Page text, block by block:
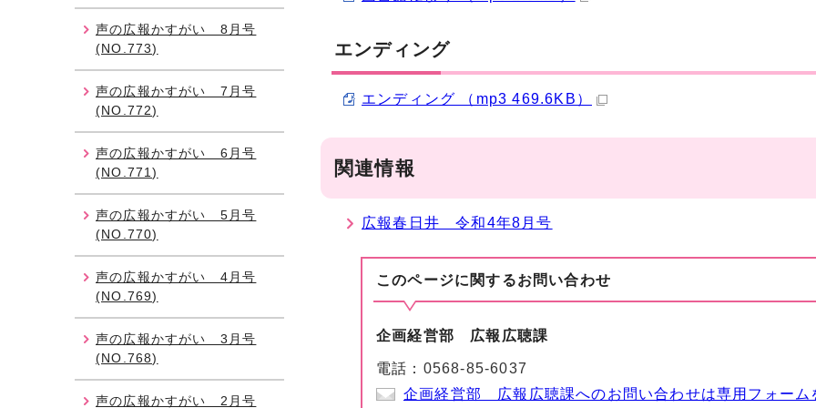
エンディング
エンディング （mp3 469.6KB）
関連情報
広報春日井 令和4年8月号
このページに関するお問い合わせ
企画経営部 広報広聴課
電話： 0568-85-6037
企画経営部 広報広聴課へのお問い合わせは専用フォーム
声の広報かすがい 8月号
(NO.773)
声の広報かすがい 7月号
(NO.772)
声の広報かすがい 6月号
(NO.771)
声の広報かすがい 5月号
(NO.770)
声の広報かすがい 4月号
(NO.769)
声の広報かすがい 3月号
(NO.768)
声の広報かすがい 2月号